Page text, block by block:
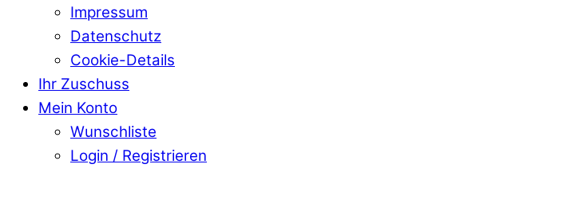
Impressum
Datenschutz
Cookie-Details
Ihr Zuschuss
Mein Konto
Wunschliste
Login / Registrieren